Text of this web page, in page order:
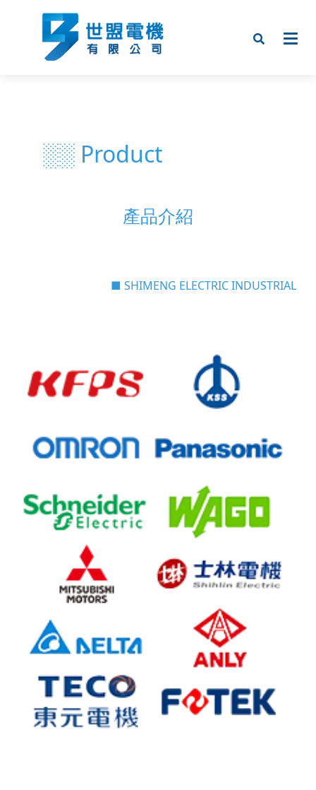
░░ Product
產品介紹
■ SHIMENG ELECTRIC INDUSTRIAL